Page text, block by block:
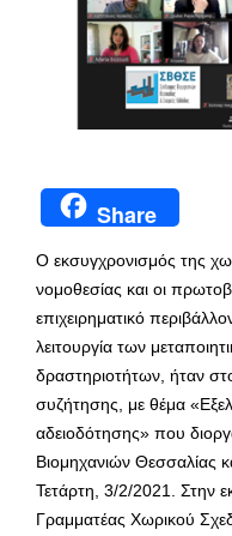
Share
Ο εκσυγχρονισμός της
νομοθεσίας και οι
επιχειρηματικό
λειτουργία των
δραστηριοτήτων, ήταν
συζήτησης, με θέμα
αδειοδότησης» που
Βιομηχανιών Θεσσαλίας
Τετάρτη, 3/2/2021. Στην
Γραμματέας Χωρικού